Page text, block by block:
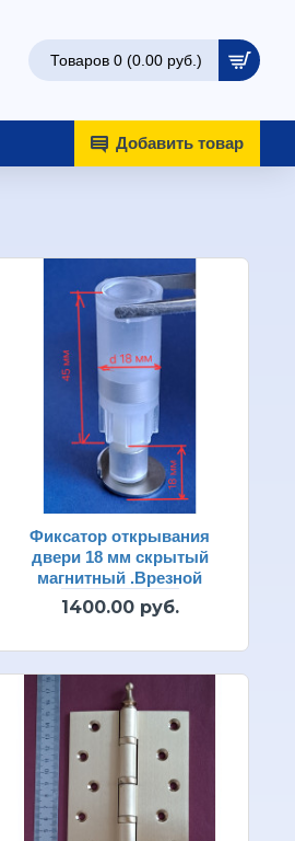
Товаров 0 (0.00 руб.)
Добавить товар
Фиксатор открывания
двери 18 мм скрытый
магнитный .Врезной
1400.00 руб.